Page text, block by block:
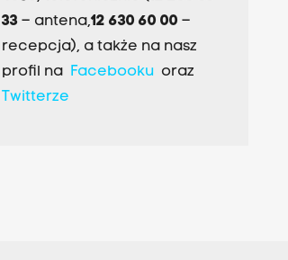
33– antena,12 630 60 00 –
recepcja), a także na nasz
profil na Facebookuoraz
Twitterze